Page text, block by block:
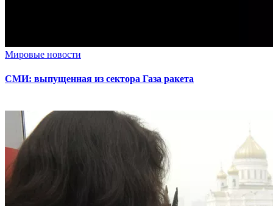
Мировые новости
СМИ: выпущенная из сектора Газа ракета